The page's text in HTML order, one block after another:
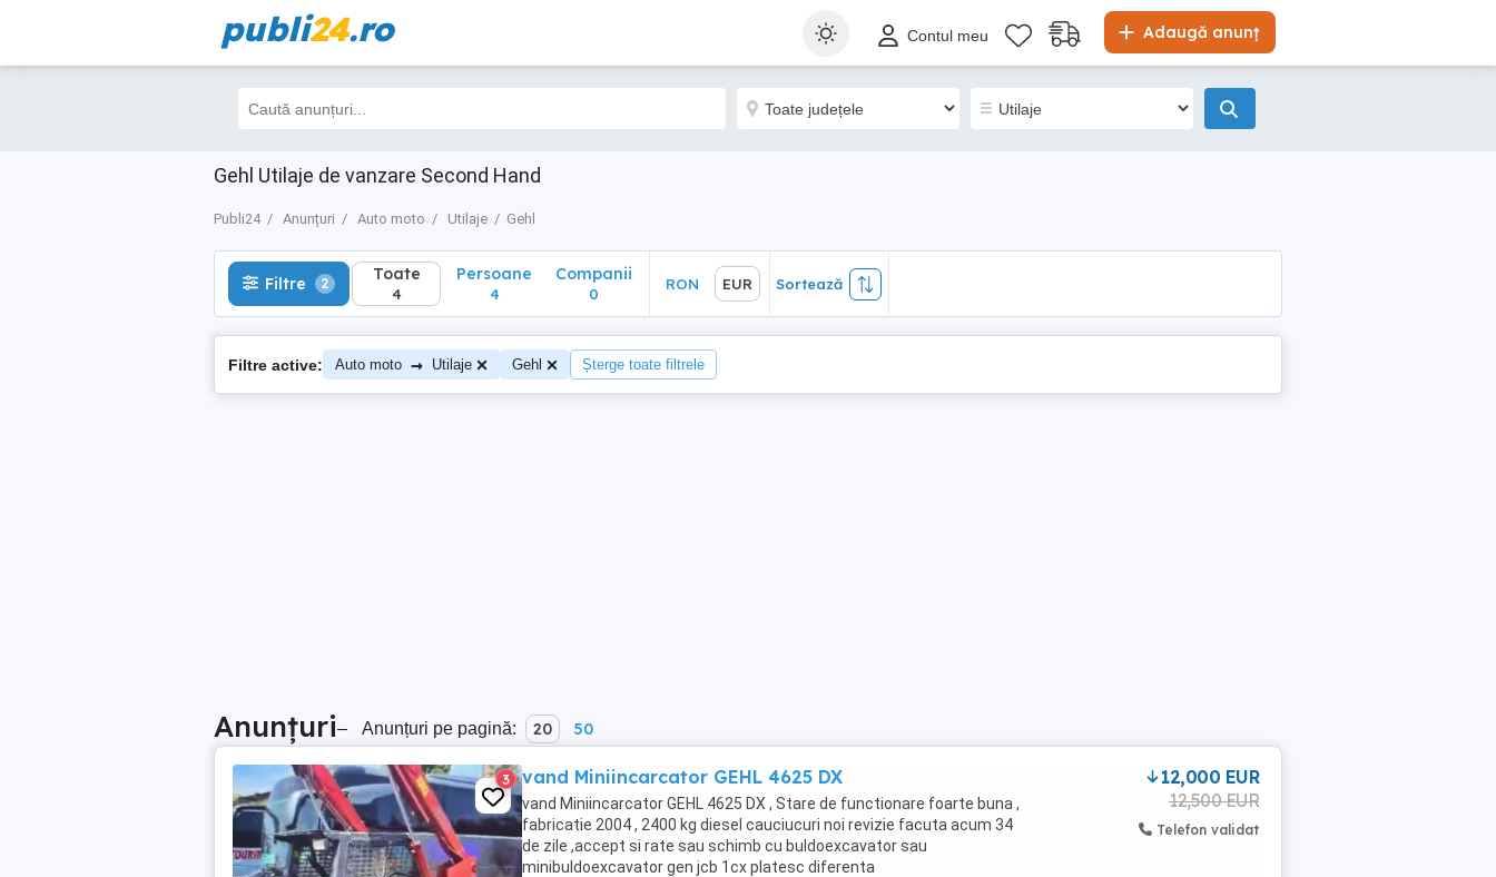
publi24.ro Adaugă anunț
Contul meu
Gehl Utilaje de vanzare Second Hand
Publi24 Anunțuri Auto moto Utilaje Gehl
Filtre 2 Toate
4
Sortează
Filtre 2 Toate
4
Persoane
4
Companii
0
RON EUR Sortează
Filtre active: Auto moto → Utilaje Gehl Șterge toate filtrele
Anunțuri– Anunțuri pe pagină: 20 50
3 vand Miniincarcator GEHL 4625 DX
vand Miniincarcator GEHL 4625 DX , Stare de functionare foarte buna ,
fabricatie 2004 , 2400 kg diesel cauciucuri noi revizie facuta acum 34
de zile ,accept si rate sau schimb cu buldoexcavator sau
minibuldoexcavator gen jcb 1cx platesc diferenta
12,000 EUR
12,500 EUR
Telefon validat